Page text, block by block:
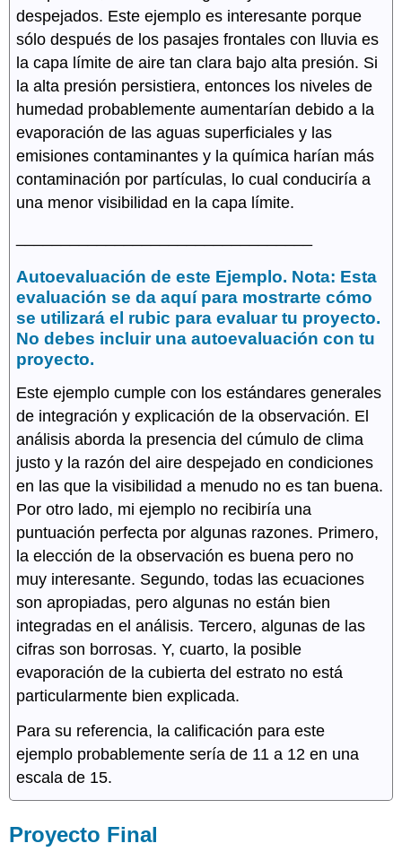
despejados. Este ejemplo es interesante porque
sólo después de los pasajes frontales con lluvia es
la capa límite de aire tan clara bajo alta presión. Si
la alta presión persistiera, entonces los niveles de
humedad probablemente aumentarían debido a la
evaporación de las aguas superficiales y las
emisiones contaminantes y la química harían más
contaminación por partículas, lo cual conduciría a
una menor visibilidad en la capa límite.
Autoevaluación de este Ejemplo. Nota: Esta
evaluación se da aquí para mostrarte cómo
se utilizará el rubic para evaluar tu proyecto.
No debes incluir una autoevaluación con tu
proyecto.
Este ejemplo cumple con los estándares generales
de integración y explicación de la observación. El
análisis aborda la presencia del cúmulo de clima
justo y la razón del aire despejado en condiciones
en las que la visibilidad a menudo no es tan buena.
Por otro lado, mi ejemplo no recibiría una
puntuación perfecta por algunas razones. Primero,
la elección de la observación es buena pero no
muy interesante. Segundo, todas las ecuaciones
son apropiadas, pero algunas no están bien
integradas en el análisis. Tercero, algunas de las
cifras son borrosas. Y, cuarto, la posible
evaporación de la cubierta del estrato no está
particularmente bien explicada.
Para su referencia, la calificación para este
ejemplo probablemente sería de 11 a 12 en una
escala de 15.
Proyecto Final